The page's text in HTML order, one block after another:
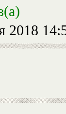
2018